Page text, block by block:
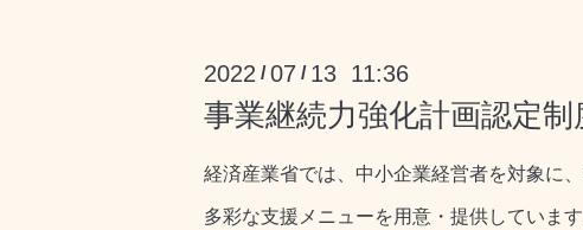
2022 /07 / 13 11:36
事業継続力強化計画認定
経済産業省では、中小企業経営者を対象に
多彩な支援メニューを用意・提供しています